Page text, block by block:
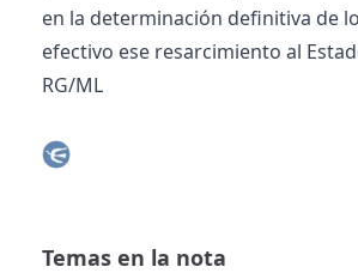
en la determinación definitiva de
efectivo ese resarcimiento al
RG/ML
Temas en la nota